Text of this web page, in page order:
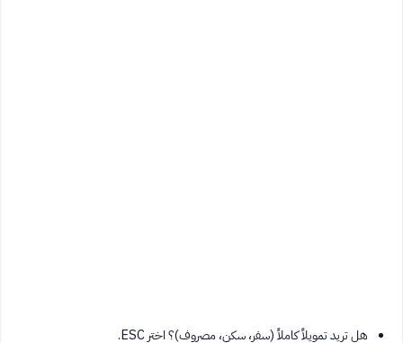
هل تريد تمويلاً كاملاً (سفر، سكن، مصروف)؟ اختر ESC.